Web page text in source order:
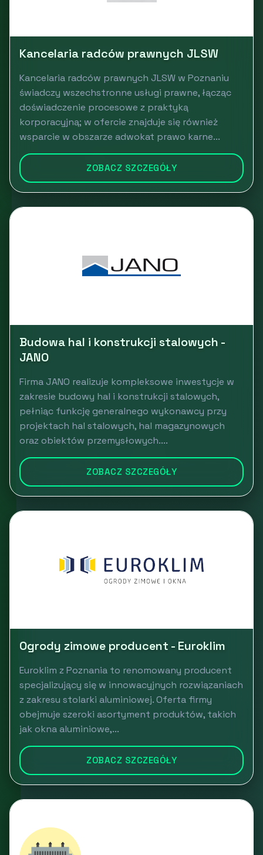
Kancelaria radców prawnych JLSW
Kancelaria radców prawnych JLSW w Poznaniu
świadczy wszechstronne usługi prawne, łącząc
doświadczenie procesowe z praktyką
korporacyjną; w ofercie znajduje się również
wsparcie w obszarze adwokat prawo karne...
ZOBACZ SZCZEGÓŁY
Budowa hal i konstrukcji stalowych -
JANO
Firma JANO realizuje kompleksowe inwestycje w
zakresie budowy hal i konstrukcji stalowych,
pełniąc funkcję generalnego wykonawcy przy
projektach hal stalowych, hal magazynowych
oraz obiektów przemysłowych....
ZOBACZ SZCZEGÓŁY
Ogrody zimowe producent - Euroklim
Euroklim z Poznania to renomowany producent
specjalizujący się w innowacyjnych rozwiązaniach
z zakresu stolarki aluminiowej. Oferta firmy
obejmuje szeroki asortyment produktów, takich
jak okna aluminiowe,...
ZOBACZ SZCZEGÓŁY